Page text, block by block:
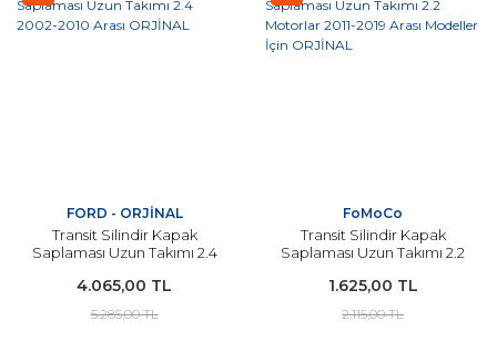
FORD - ORJİNAL
Transit Silindir Kapak
Saplaması Uzun Takımı 2.4
4.065,00 TL
5.285,00 TL
FoMoCo
Transit Silindir Kapak
Saplaması Uzun Takımı 2.2
Modeller İçin ORJİNAL
1.625,00 TL
2.115,00 TL